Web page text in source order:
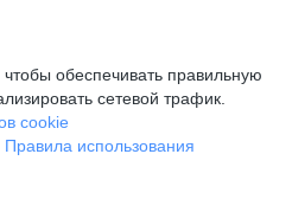
обеспечивать правильную
сетевой трафик.
cookie
Правила использования